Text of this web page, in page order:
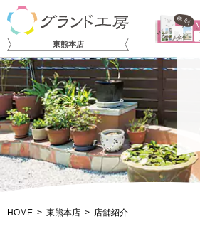
東熊本店
HOME 東熊本店 店舗紹介